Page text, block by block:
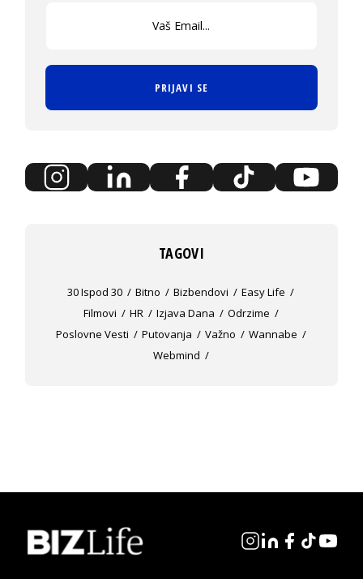
PRIJAVI SE
TAGOVI
30 Ispod 30 Bitno Bizbendovi
Easy Life
Filmovi
HR Izjava Dana
Odrzime
Poslovne Vesti
Putovanja Važno
Wannabe
Webmind